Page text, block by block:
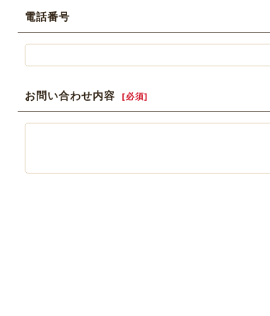
電話番号
お問い合わせ内容 [必須]